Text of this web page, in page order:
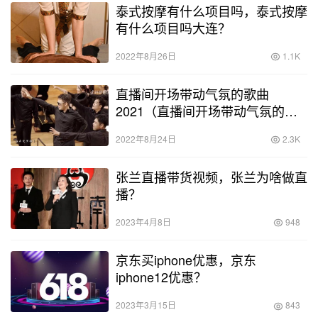
泰式按摩有什么项目吗，泰式按摩
有什么项目吗大连？
2022年8月26日 1.1K
直播间开场带动气氛的歌曲
2021（直播间开场带动气氛的歌
2022年8月24日 2.3K
张兰直播带货视频，张兰为啥做直
播？
2023年4月8日 948
京东买iphone优惠，京东
iphone12优惠？
2023年3月15日 843